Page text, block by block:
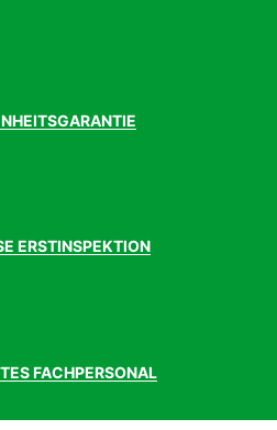
ERSTINSPEKTION
FACHPERSONAL